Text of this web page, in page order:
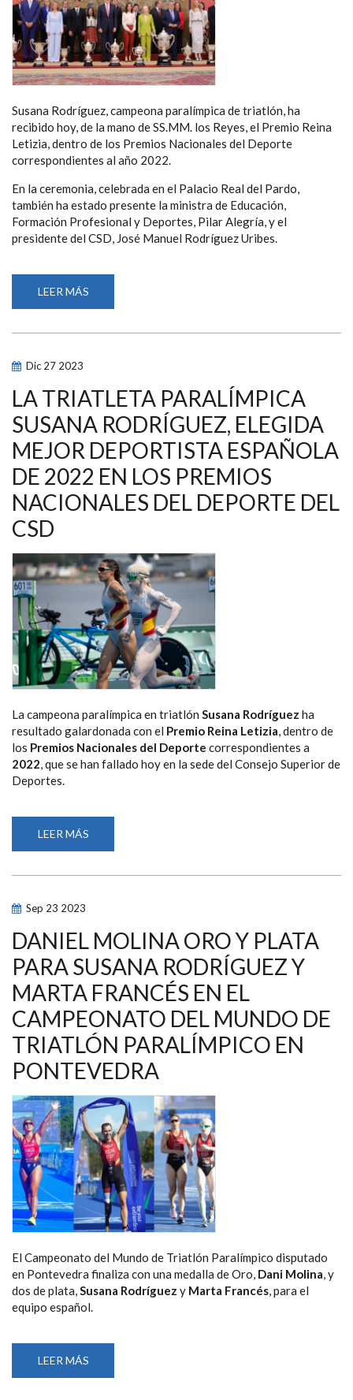
Susana Rodríguez, campeona paralímpica de triatlón, ha
recibido hoy, de la mano de SS.MM. los Reyes, el Premio Reina
Letizia, dentro de los Premios Nacionales del Deporte
correspondientes al año 2022.
En la ceremonia, celebrada en el Palacio Real del Pardo,
también ha estado presente la ministra de Educación,
Formación Profesional y Deportes, Pilar Alegría, y el
presidente del CSD, José Manuel Rodríguez Uribes.
LEER MÁS
TRIATLETA
SUSANA
REINA
LETIZIA
LOS
PREMIOS
NACIONALES
DEL
DEPORTE
Dic 27 2023
LA TRIATLETA PARALÍMPICA
SUSANA RODRÍGUEZ, ELEGIDA
MEJOR DEPORTISTA ESPAÑOLA
DE 2022 EN LOS PREMIOS
NACIONALES DEL DEPORTE DEL
CSD
La campeona paralímpica en triatlón Susana Rodríguez ha
resultado galardonada con el Premio Reina Letizia, dentro de
los Premios Nacionales del Deporte correspondientes a
2022, que se han fallado hoy en la sede del Consejo Superior de
Deportes.
LEER MÁS
TRIATLETA
SUSANA
ESPAÑOLA
DE
2022
EN
LOS
PREMIOS
NACIONALES
DEL
DEPORTE
DEL
CSD
Sep 23 2023
DANIEL MOLINA ORO Y PLATA
PARA SUSANA RODRÍGUEZ Y
MARTA FRANCÉS EN EL
CAMPEONATO DEL MUNDO DE
TRIATLÓN PARALÍMPICO EN
PONTEVEDRA
El Campeonato del Mundo de Triatlón Paralímpico disputado
en Pontevedra finaliza con una medalla de Oro, Dani Molina, y
dos de plata,Susana Rodríguez y Marta Francés, para el
equipo español.
LEER MÁS
MOLINA